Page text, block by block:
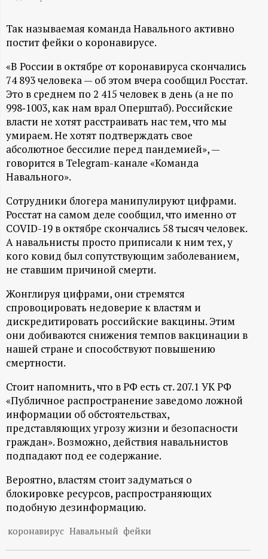
Н
-
и
н
ф
о
р
м
а
ц
и
о
н
н
ы
й
п
о
р
Так называемая команда Навального активно
постит фейки о коронавирусе.
«В России в октябре от коронавируса скончались
74 893 человека — об этом вчера сообщил Росстат.
Это в среднем по 2 415 человек в день (а не по
998‑1003, как нам врал Оперштаб). Российские
власти не хотят расстраивать нас тем, что мы
умираем. Не хотят подтверждать свое
абсолютное бессилие перед пандемией», —
говорится в Telegram-канале «Команда
Навального».
Сотрудники блогера манипулируют цифрами.
Росстат на самом деле сообщил, что именно от
COVID-19 в октябре скончались 58 тысяч человек.
А навальнисты просто приписали к ним тех, у
кого ковид был сопутствующим заболеванием,
не ставшим причиной смерти.
Жонглируя цифрами, они стремятся
спровоцировать недоверие к властям и
дискредитировать российские вакцины. Этим
они добиваются снижения темпов вакцинации в
нашей стране и способствуют повышению
смертности.
Стоит напомнить, что в РФ есть ст. 207.1 УК РФ
«Публичное распространение заведомо ложной
информации об обстоятельствах,
представляющих угрозу жизни и безопасности
граждан». Возможно, действия навальнистов
подпадают под ее содержание.
Вероятно, властям стоит задуматься о
блокировке ресурсов, распространяющих
подобную дезинформацию.
коронавирус Навальный фейки